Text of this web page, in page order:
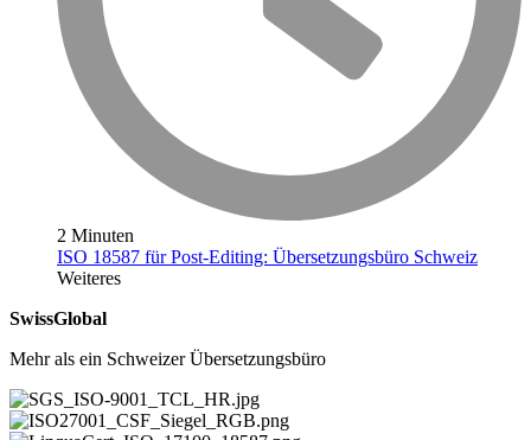
2 Minuten
ISO 18587 für Post-Editing: Übersetzungsbüro Schweiz
Weiteres
SwissGlobal
Mehr als ein Schweizer Übersetzungsbüro